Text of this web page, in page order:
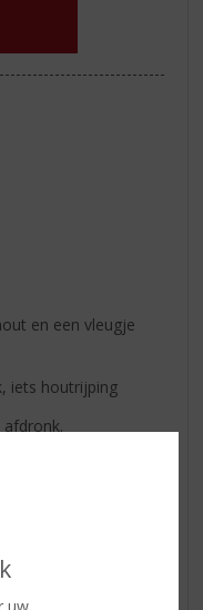
en een vleugje
iets houtrijping
afdronk.